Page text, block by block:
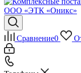
Сравнение0